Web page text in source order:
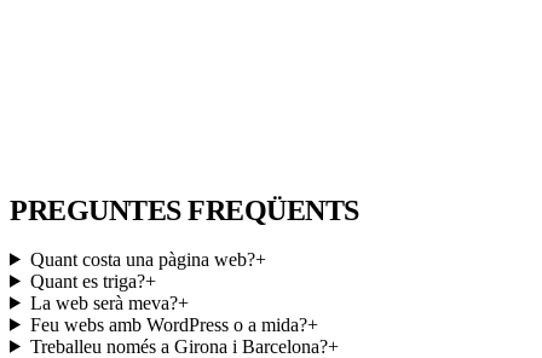
PREGUNTES FREQÜENTS
Quant costa una pàgina web?+
Quant es triga?+
La web serà meva?+
Feu webs amb WordPress o a mida?+
Treballeu només a Girona i Barcelona?+